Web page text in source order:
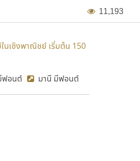
11,193
ในเชิงพาณิชย์ เริ่มต้น 150
ฟอนต์ มานี มีฟอนต์